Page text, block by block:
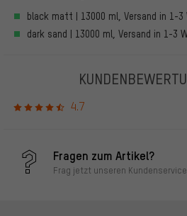
black matt | 13000 ml, Versand in 1-3
dark sand | 13000 ml, Versand in 1-3
4.7
Fragen zum Artikel?
Frag jetzt unseren